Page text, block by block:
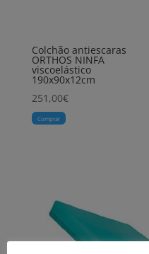
Colchão antiescaras
ORTHOS NINFA
viscoelástico
190x90x12cm
251,00€
Comprar